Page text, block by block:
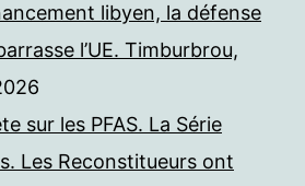
libyen, la défense
l’UE. Timburbrou,
sur les PFAS. La Série
Les Reconstitueurs ont